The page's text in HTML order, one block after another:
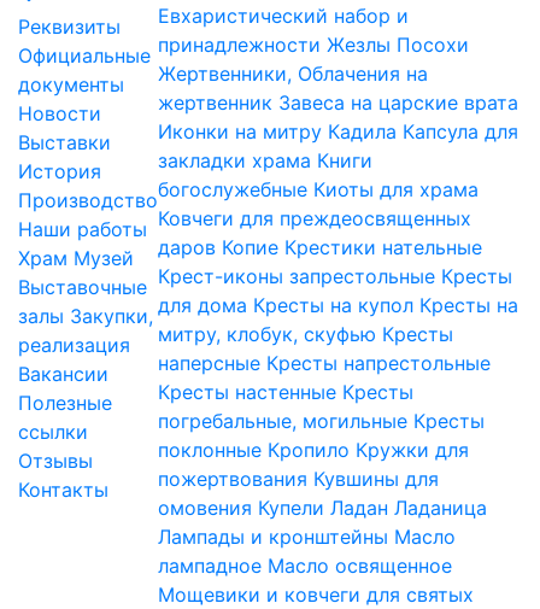
Реквизиты
Официальные
документы
Новости
Выставки
История
Производство
Наши работы
Храм Музей
Выставочные
залы Закупки,
реализация
Вакансии
Полезные
ссылки
Отзывы
Контакты
Евхаристический набор и
принадлежности Жезлы Посохи
Жертвенники, Облачения на
жертвенник Завеса на царские врата
Иконки на митру Кадила Капсула для
закладки храма Книги
богослужебные Киоты для храма
Ковчеги для преждеосвященных
даров Копие Крестики нательные
Крест-иконы запрестольные Кресты
для дома Кресты на купол Кресты на
митру, клобук, скуфью Кресты
наперсные Кресты напрестольные
Кресты настенные Кресты
погребальные, могильные Кресты
поклонные Кропило Кружки для
пожертвования Кувшины для
омовения Купели Ладан Ладаница
Лампады и кронштейны Масло
лампадное Масло освященное
Мощевики и ковчеги для святых